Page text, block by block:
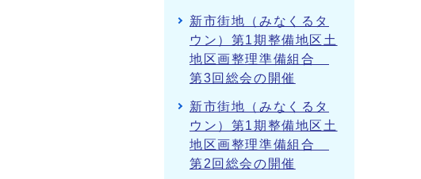
新市街地（みなくるタ
ウン）第1期整備地区土
地区画整理準備組合
第3回総会の開催
新市街地（みなくるタ
ウン）第1期整備地区土
地区画整理準備組合
第2回総会の開催